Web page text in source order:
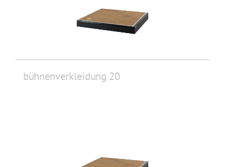
bühnenverkleidung 20